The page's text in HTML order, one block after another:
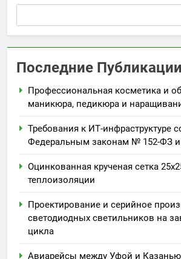
Последние Публикации
Профессиональная косметика и
маникюра, педикюра и
Требования к ИТ-инфраструктуре
Федеральным законам № 152-ФЗ
Оцинкованная крученая сетка
теплоизоляции
Проектирование и серийное
светодиодных светильников на
цикла
Авиарейсы между Уфой и Казанью